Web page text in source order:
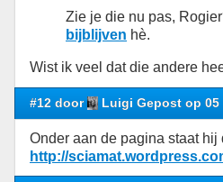
Zie je die nu pas,
bijblijven hè.
Wist ik veel dat die andere
#12 door Luigi Gepost op 05
Onder aan de pagina staat hij
http://